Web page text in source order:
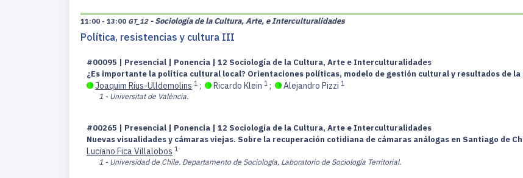
11:00 - 13:00 GT_12 - Sociología de la Cultura, Arte, e Interculturalidades
Política, resistencias y cultura III
#00095 | Presencial | Ponencia | 12 Sociología de la Cultura, Arte e Interculturalidades
¿Es importante la política cultural local? Orientaciones políticas, modelo de gestión cultural y resultados de
Joaquim Rius-Ulldemolins 1 ; Ricardo Klein 1 ; Alejandro Pizzi 1
1 - Universitat de València.
#00265 | Presencial | Ponencia | 12 Sociología de la Cultura, Arte e Interculturalidades
Nuevas visualidades y cámaras viejas. Sobre la recuperación cotidiana de cámaras análogas en Santiago de
Luciano Fica Villalobos 1
1 - Universidad de Chile. Departamento de Sociología, Laboratorio de Sociología Territorial.